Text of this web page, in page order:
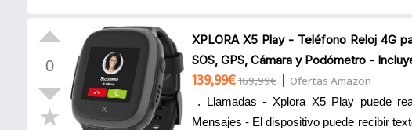
0
XPLORA X5 Play - Teléfono Reloj 4G
SOS, GPS, Cámara y Podómetro -
139,99€169,99€ Ofertas Amazon
. Llamadas - Xplora X5 Play puede
Mensajes - El dispositivo puede recibir